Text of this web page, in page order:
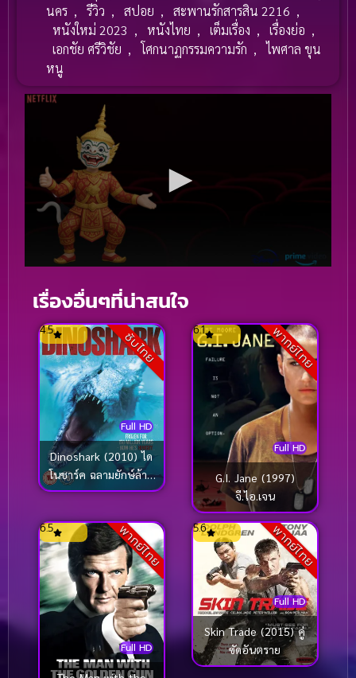
นคร , รีวิว , สปอย , สะพานรักสารสิน 2216 ,
หนังใหม่ 2023 , หนังไทย , เต็มเรื่อง , เรื่องย่อ ,
เอกชัย ศรีวิชัย , โศกนาฏกรรมความรัก , ไพศาล ขุน
หนู
เรื่องอื่นๆที่น่าสนใจ
ซับไทย
Full HD
4.5
Dinoshark (2010) ได
โนชาร์ค ฉลามยักษ์ล้าน
ปี
พากย์ไทย
Full HD
6.1
G.I. Jane (1997)
จี.ไอ.เจน
พากย์ไทย
Full HD
6.5 พากย์ไทย
Full HD
5.6
Skin Trade (2015) คู่
ซัดอันตราย